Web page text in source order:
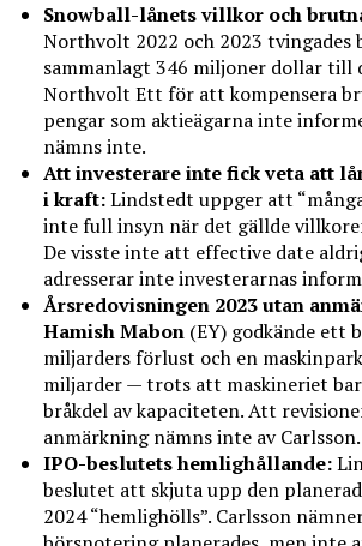
Snowball-lånets villkor och
Northvolt 2022 och 2023 tvingades
sammanlagt 346 miljoner dollar till
Northvolt Ett för att kompensera
pengar som aktieägarna inte
nämns inte.
Att investerare inte fick veta att
i kraft:Lindstedt uppger att
inte full insyn när det gällde
De visste inte att effective date
adresserar inte investerarnas
Årsredovisningen 2023 utan
Hamish Mabon (EY) godkände ett
miljarders förlust och en
miljarder — trots att maskineriet
bråkdel av kapaciteten. Att
anmärkning nämns inte av Carlsson.
IPO-beslutets hemlighållande:
beslutet att skjuta upp den
2024 “hemlighölls”. Carlsson